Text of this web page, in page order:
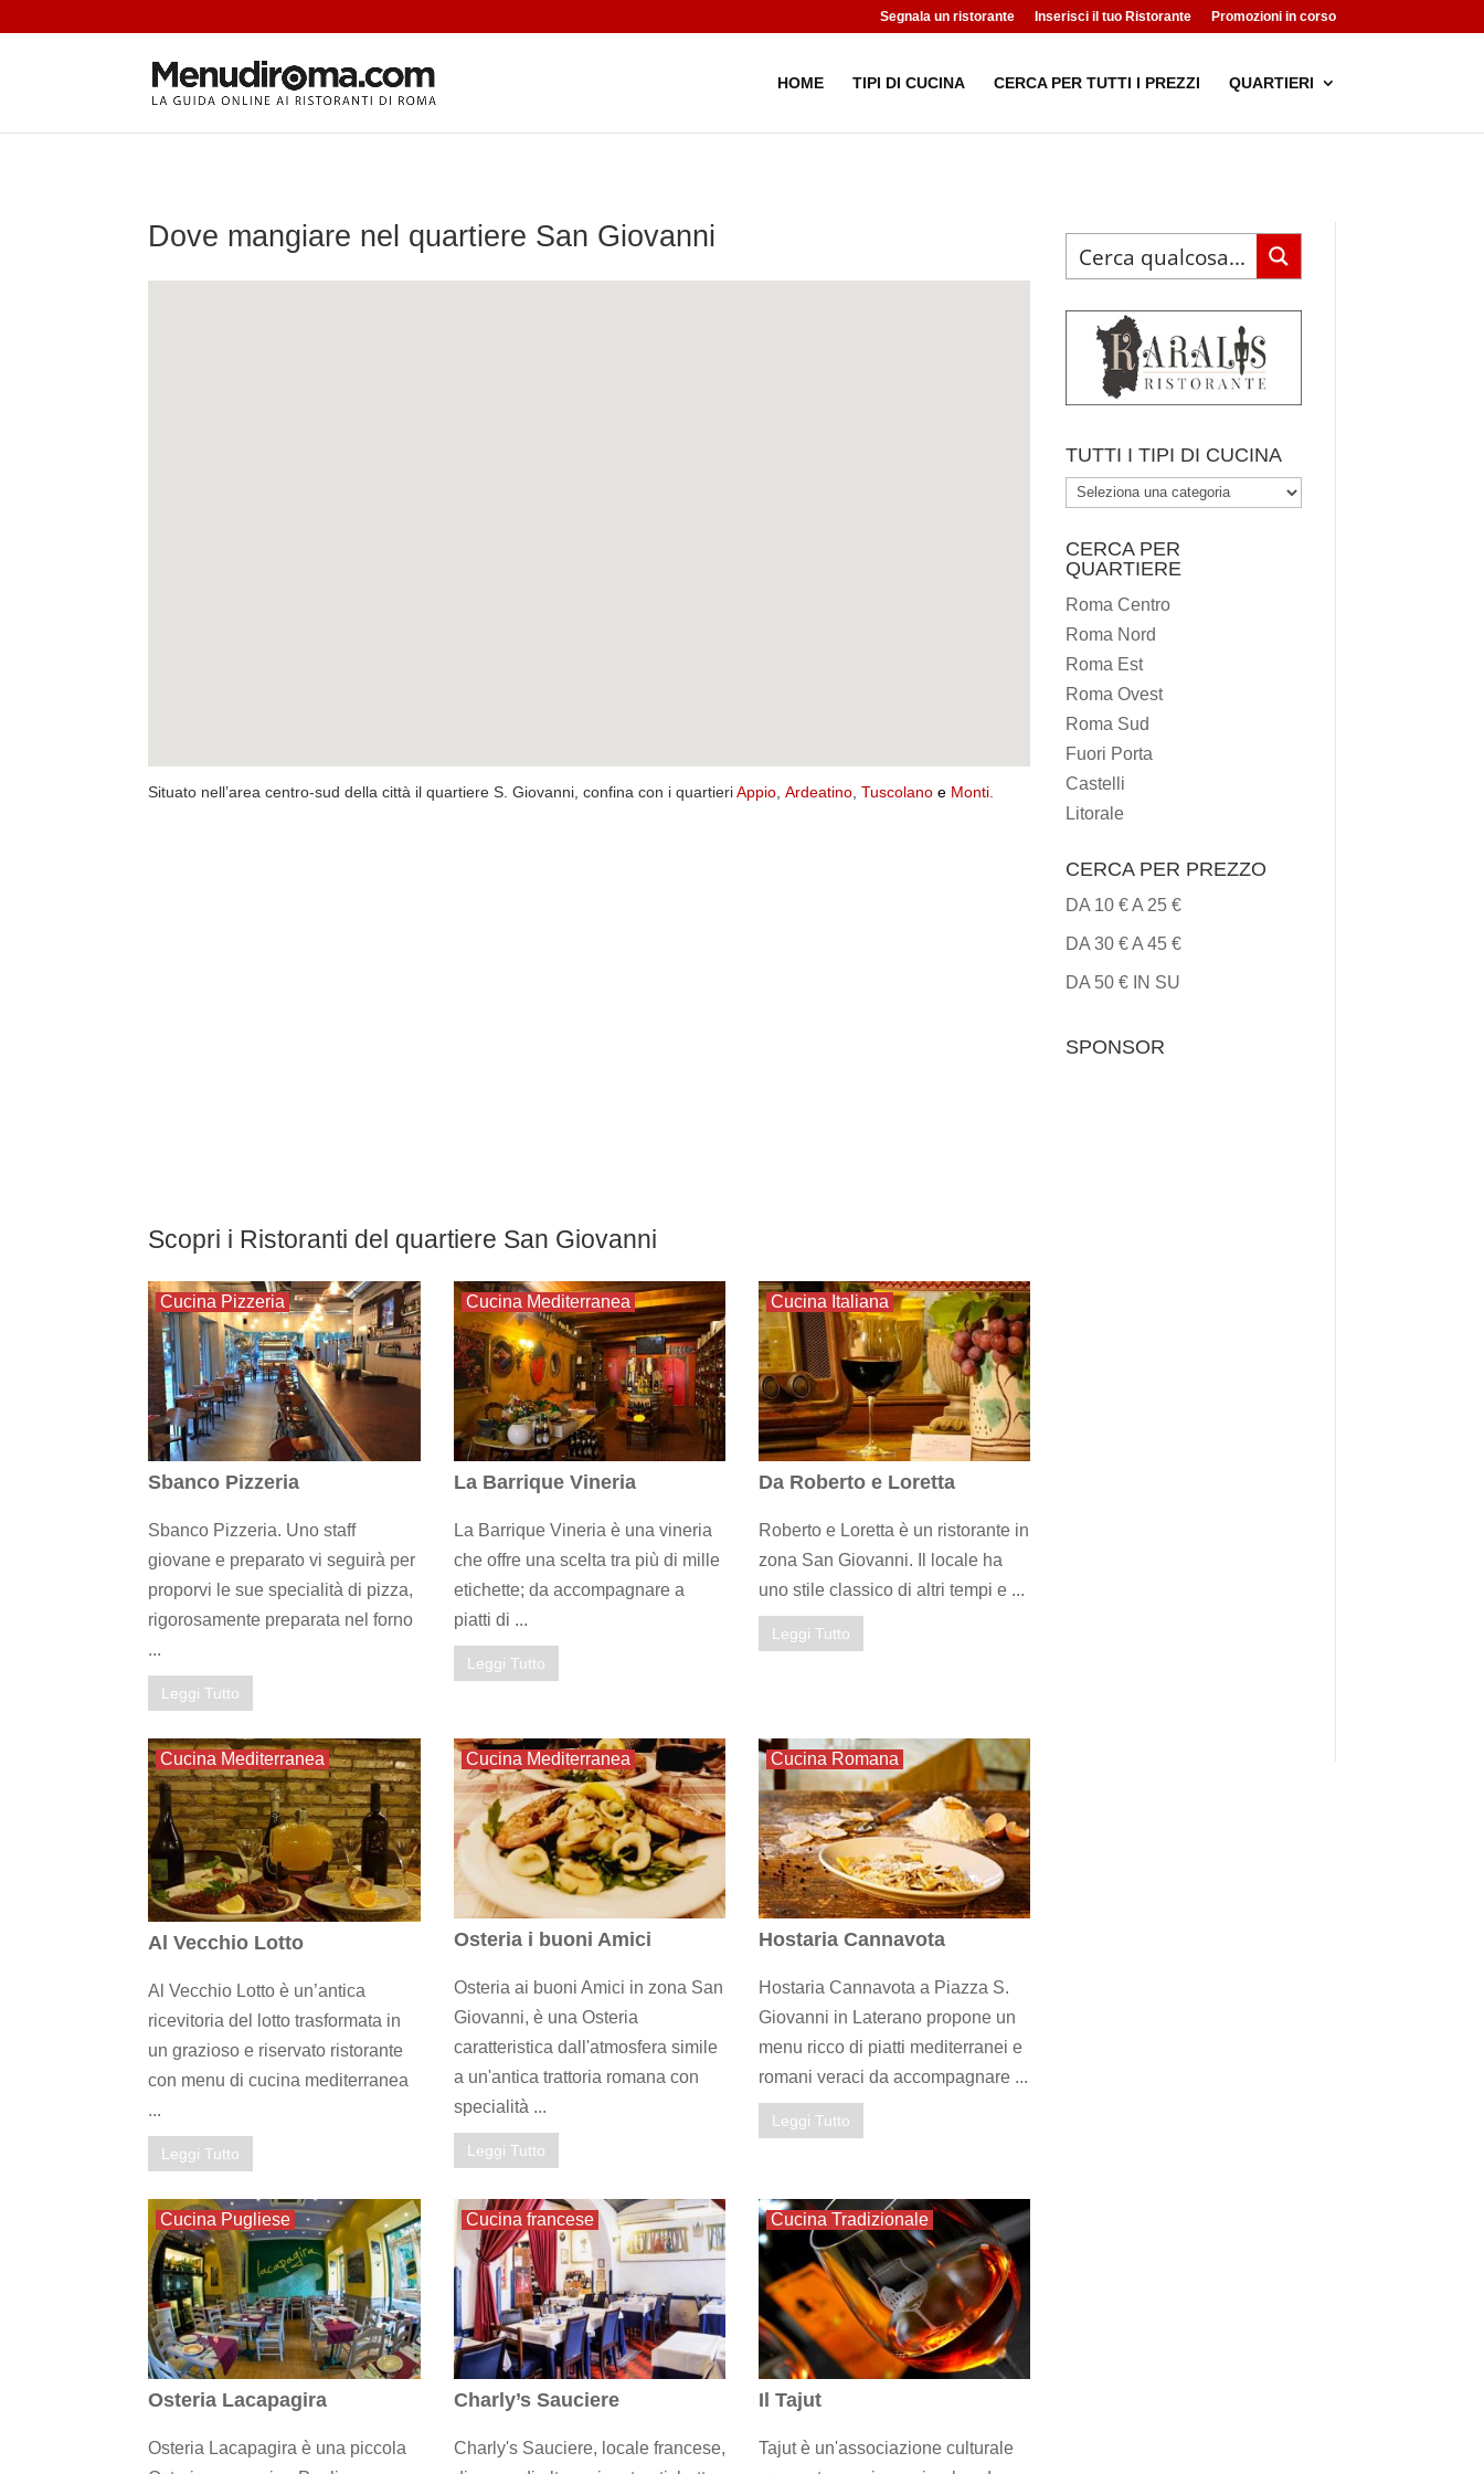
Segnala un ristorante Inserisci il tuo Ristorante Promozioni in corso
HOME TIPI DI CUCINA CERCA PER TUTTI I PREZZI QUARTIERI
Dove mangiare nel quartiere San Giovanni
Situato nell’area centro-sud della città il quartiere S. Giovanni, confina con i quartieriAppio ,Ardeatino Tuscolano e Monti
Scopri i Ristoranti del quartiere San Giovanni
Cucina Pizzeria
Sbanco Pizzeria
Sbanco Pizzeria. Uno staff
giovane e preparato vi seguirà per
proporvi le sue specialità di pizza,
rigorosamente preparata nel forno
...
Leggi Tutto
Cucina Mediterranea
La Barrique Vineria
La Barrique Vineria è una vineria
che offre una scelta tra più di mille
etichette; da accompagnare a
piatti di ...
Leggi Tutto
Cucina Italiana
Da Roberto e Loretta
Roberto e Loretta è un ristorante in
zona San Giovanni. Il locale ha
uno stile classico di altri tempi e ...
Leggi Tutto
Cucina Mediterranea
Al Vecchio Lotto
Al Vecchio Lotto è un’antica
ricevitoria del lotto trasformata in
un grazioso e riservato ristorante
con menu di cucina mediterranea
...
Leggi Tutto
Cucina Mediterranea
Osteria i buoni Amici
Osteria ai buoni Amici in zona San
Giovanni, è una Osteria
caratteristica dall'atmosfera simile
a un'antica trattoria romana con
specialità ...
Leggi Tutto
Cucina Romana
Hostaria Cannavota
Hostaria Cannavota a Piazza S.
Giovanni in Laterano propone un
menu ricco di piatti mediterranei e
romani veraci da accompagnare ...
Leggi Tutto
Cucina Pugliese
Osteria Lacapagira
Osteria Lacapagira è una piccola
Cucina francese
Charly’s Sauciere
Charly's Sauciere, locale francese,
Cucina Tradizionale
Il Tajut
Tajut è un'associazione culturale
TUTTI I TIPI DI CUCINA
TUTTI
TIPI
DI
CUCINA
CERCA PER
QUARTIERE
Roma Centro
Roma Nord
Roma Est
Roma Ovest
Roma Sud
Fuori Porta
Castelli
Litorale
CERCA PER PREZZO
DA 10 € A 25 €
DA 30 € A 45 €
DA 50 € IN SU
SPONSOR